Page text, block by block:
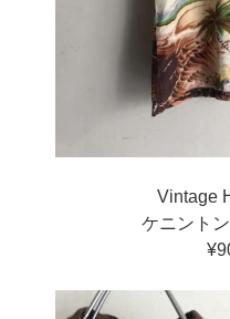
Vintage
ケニント